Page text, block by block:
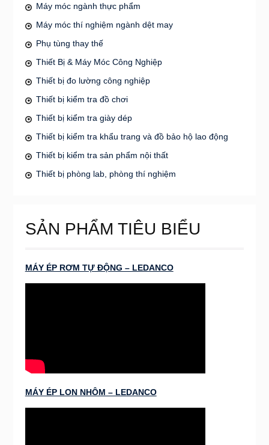
Máy móc ngành thực phẩm
Máy móc thí nghiệm ngành dệt may
Phụ tùng thay thế
Thiết Bị & Máy Móc Công Nghiệp
Thiết bị đo lường công nghiệp
Thiết bị kiểm tra đồ chơi
Thiết bị kiểm tra giày dép
Thiết bị kiểm tra khẩu trang và đồ bảo hộ lao động
Thiết bị kiểm tra sản phẩm nội thất
Thiết bị phòng lab, phòng thí nghiệm
SẢN PHẨM TIÊU BIỂU
MÁY ÉP RƠM TỰ ĐỘNG – LEDANCO
MÁY ÉP LON NHÔM – LEDANCO